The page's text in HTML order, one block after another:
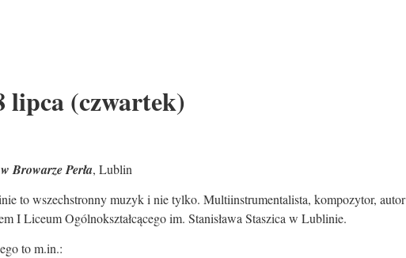
(czwartek)
Browarze Perła, Lublin
to wszechstronny muzyk i nie tylko. Multiinstrumentalista, kompozytor, autor
I Liceum Ogólnokształcącego im. Stanisława Staszica w Lublinie.
to m.in.: